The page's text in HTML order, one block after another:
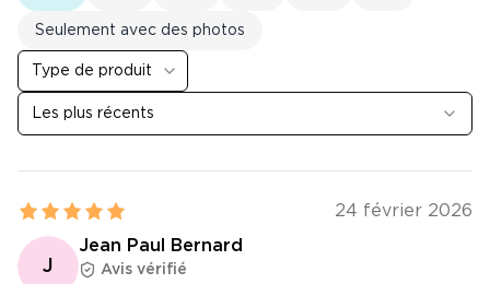
Seulement avec des photos
Type de produit
Les plus récents
24 février 2026
J
Jean Paul Bernard
Avis vérifié